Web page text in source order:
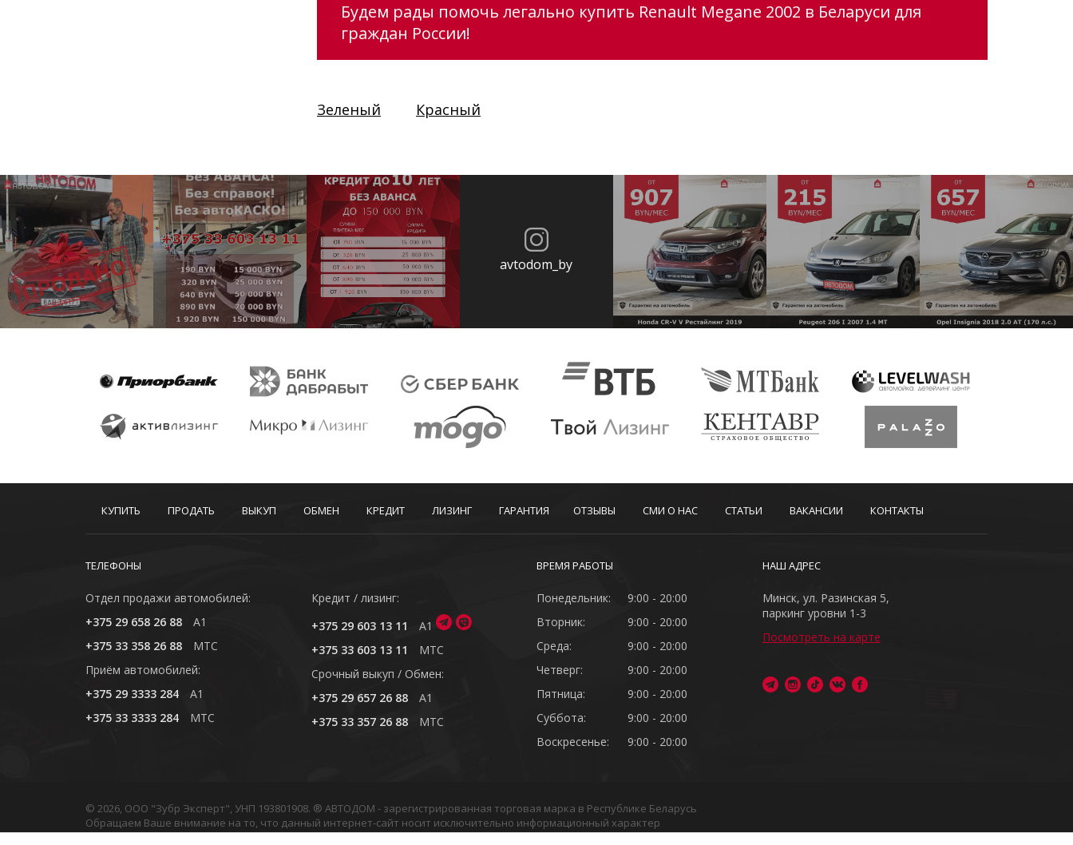
Будем рады помочь легально купить Renault Megane 2002 в Беларуси для
граждан России!
Зеленый Красный
avtodom_by
КУПИТЬ ПРОДАТЬ ВЫКУП ОБМЕН КРЕДИТ ЛИЗИНГ ГАРАНТИЯ ОТЗЫВЫ СМИ О НАС СТАТЬИ ВАКАНСИИ КОНТАКТЫ
ТЕЛЕФОНЫ
Отдел продажи автомобилей:
+375 29 658 26 88
A1
+375 33 358 26 88
MTC
Приём автомобилей:
+375 29 3333 284
A1
+375 33 3333 284
MTC
Кредит / лизинг:
+375 29 603 13 11
A1
+375 33 603 13 11
MTC
Cрочный выкуп / Обмен:
+375 29 657 26 88
A1
+375 33 357 26 88
MTC
ВРЕМЯ РАБОТЫ
Понедельник:
9:00 - 20:00
Вторник:
9:00 - 20:00
Среда:
9:00 - 20:00
Четверг:
9:00 - 20:00
Пятница:
9:00 - 20:00
Суббота:
9:00 - 20:00
Воскресенье:
9:00 - 20:00
НАШ АДРЕС
Минск, ул. Разинская 5,
паркинг уровни 1-3
Посмотреть на карте
© 2026, ООО "Зубр Эксперт", УНП 193801908. ® АВТОДОМ - зарегистрированная торговая марка в Республике Беларусь
Обращаем Ваше внимание на то, что данный интернет-сайт носит исключительно информационный характер
Любое использование либо копирование материалов или подборки материалов сайта, элементов дизайна и оформления запрещено